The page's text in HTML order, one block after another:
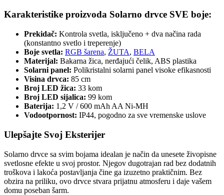
Karakteristike proizvoda Solarno drvce SVE boje:
Prekidač: Kontrola svetla, isključeno + dva načina rada
(konstantno svetlo i treperenje)
Boje svetla: RGB šarena, ŽUTA, BELA
Materijal: Bakarna žica, nerđajući čelik, ABS plastika
Solarni panel: Polikristalni solarni panel visoke efikasnosti
Visina drvca: 85 cm
Broj LED žica: 33 kom
Broj LED sijalica: 99 kom
Baterija: 1,2 V / 600 mAh AA Ni-MH
Vodootpornost: IP44, pogodno za sve vremenske uslove
Ulepšajte Svoj Eksterijer
Solarno drvce sa svim bojama idealan je način da unesete živopisne
svetlosne efekte u svoj prostor. Njegov dugotrajan rad bez dodatnih
troškova i lakoća postavljanja čine ga izuzetno praktičnim. Bez
obzira na priliku, ovo drvce stvara prijatnu atmosferu i daje vašem
domu poseban šarm.